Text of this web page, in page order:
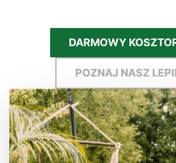
DARMOWY
POZNAJ NASZ